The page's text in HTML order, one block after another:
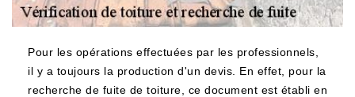
Pour les opérations effectuées par les professionnels,
il y a toujours la production d'un devis. En effet, pour la
recherche de fuite de toiture, ce document est établi en